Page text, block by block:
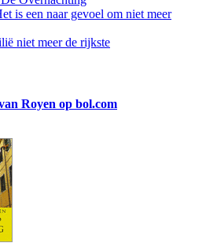
is een naar gevoel om niet meer
niet meer de rijkste
Royen op bol.com